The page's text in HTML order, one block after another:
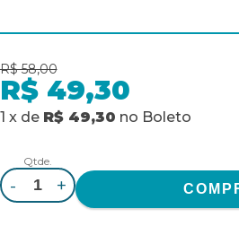
R$ 58,00
R$ 49,30
1 x de R$ 49,30 no Boleto
Qtde.
- +